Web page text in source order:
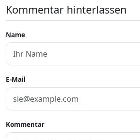
Kommentar hinterlassen
Name
E-Mail
Kommentar